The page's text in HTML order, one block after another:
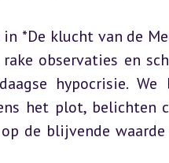
*De klucht van de
observaties en
hypocrisie. We
het plot, belichten
de blijvende